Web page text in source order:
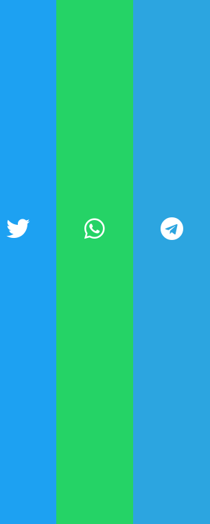
a su primera